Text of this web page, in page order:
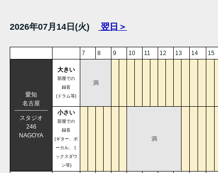
2026年07月14日(火) 翌日＞
7 8 9 10 11 12 13 14 15
愛知
名古屋
スタジオ
246
NAGOYA
大きい
部屋での
録音
(ドラム等)
満
小さい
部屋での
録音
(ギター、ボ
ーカル、ミ
ックスダウ
ン等)
満